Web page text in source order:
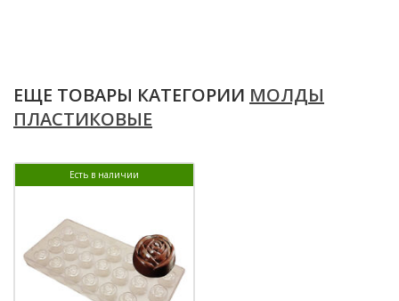
ЕЩЕ ТОВАРЫ КАТЕГОРИИ МОЛДЫ
ПЛАСТИКОВЫЕ
Есть в наличии